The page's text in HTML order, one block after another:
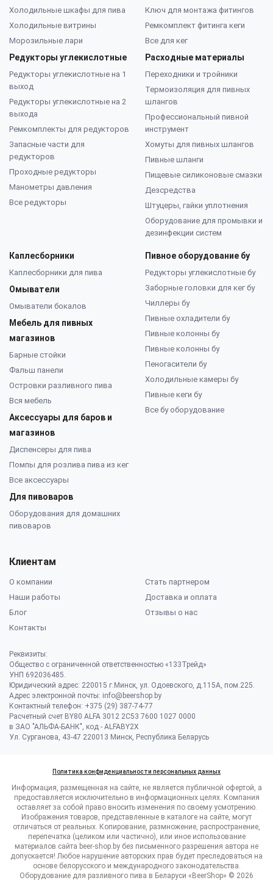
Холодильные шкафы для пива
Холодильные витрины
Морозильные лари
Редукторы углекислотные
Редукторы углекислотные на 1
выход
Редукторы углекислотные на 2
выхода
Ремкомплекты для редукторов
Запасные части для
редукторов
Проходные редукторы
Манометры давления
Все редукторы
Ключ для монтажа фитингов
Ремкомплект фитинга кеги
Все для кег
Расходные материалы
Переходники и тройники
Термоизоляция для пивных
шлангов
Профессиональный пивной
инструмент
Хомуты для пивных шлангов
Пивные шланги
Пищевые силиконовые смазки
Дезсредства
Штуцеры, гайки уплотнения
Оборудование для промывки и
дезинфекции систем
Каплесборники
Каплесборники для пива
Омыватели
Омыватели бокалов
Мебель для пивных
магазинов
Барные стойки
Фальш панели
Островки разливного пива
Вся мебель
Аксессуары для баров и
магазинов
Диспенсеры для пива
Помпы для розлива пива из кег
Все аксессуары
Для пивоваров
Оборудования для домашних
пивоваров
Пивное оборудование бу
Редукторы углекислотные бу
Заборные головки для кег бу
Чиллеры бу
Пивные охладители бу
Пивные колонны бу
Пивные колонны бу
Пеногасители бу
Холодильные камеры бу
Пивные кеги бу
Все бу оборудование
Клиентам
О компании
Стать партнером
Наши работы
Доставка и оплата
Блог
Отзывы о нас
Контакты
Реквизиты:
Общество с ограниченной ответственностью «133Трейд»
УНП 692036485​.
Юридический адрес: 220015 г.Минск, ул. Одоевского, д.115А, пом.225.
Адрес электронной почты: info@beershop.by
Контактный телефон: +375 (29) 387-74-77
Расчетный счет BY80 ALFA 3012 2C53 7600 1027 0000
в ЗАО "АЛЬФА-БАНК", код - ALFABY2X
Ул. Сурганова, 43-47 220013 Минск, Республика Беларусь
Политика конфиденциальности персональных данных
Информация, размещенная на сайте, не является публичной офертой, а
предоставляется исключительно в информационных целях. Компания
оставляет за собой право вносить изменения по своему усмотрению.
Изображения товаров, представленные в каталоге на сайте, могут
отличаться от реальных. Копирование, размножение, распространение,
перепечатка (целиком или частично), или иное использование
материалов сайта beer-shop.by без письменного разрешения автора не
допускается! Любое нарушение авторских прав будет преследоваться на
основе белорусского и международного законодательства.
Оборудование для разливного пива в Беларуси «BeerShop» © 2026